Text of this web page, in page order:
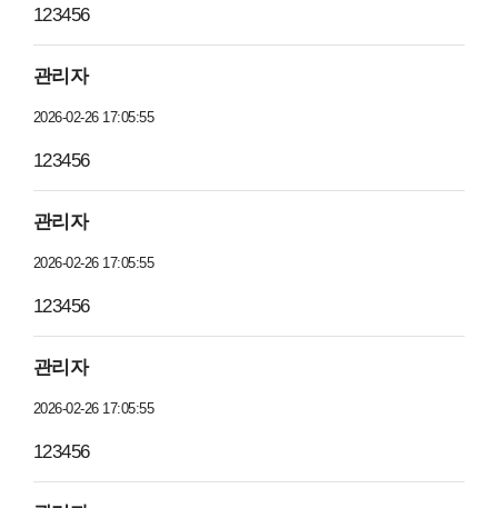
123456
관리자
2026-02-26 17:05:55
123456
관리자
2026-02-26 17:05:55
123456
관리자
2026-02-26 17:05:55
123456